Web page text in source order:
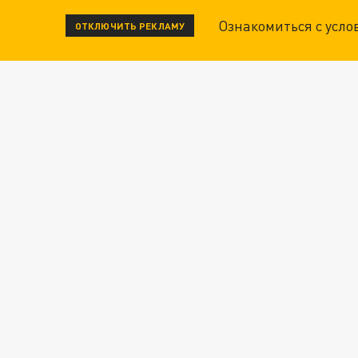
ОТКЛЮЧИТЬ РЕКЛАМУ Ознакомиться с